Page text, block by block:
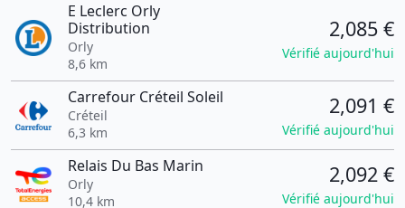
E Leclerc Orly
Distribution
Orly
8,6 km
2,085 €
Vérifié aujourd'hui
Carrefour Créteil Soleil
Créteil
6,3 km
2,091 €
Vérifié aujourd'hui
Relais Du Bas Marin
Orly
10,4 km
2,092 €
Vérifié aujourd'hui